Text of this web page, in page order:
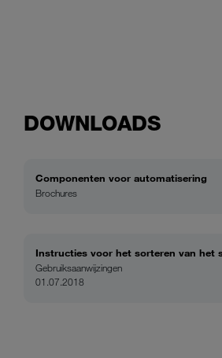
DOWNLOADS
Componenten voor automatisering
Brochures
Instructies voor het sorteren van het
Gebruiksaanwijzingen
01.07.2018